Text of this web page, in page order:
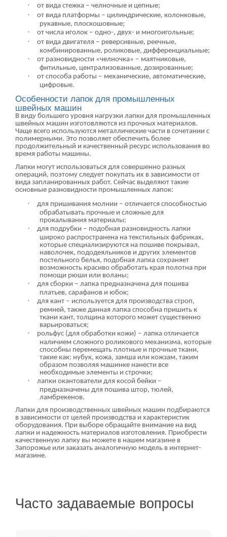
· от вида стежка ‒ челночные и цепные;
·
от вида платформы ‒ цилиндрические, колонковые,
рукавные, плоскошовные;
· от числа иголок ‒ одно-, двух- и многоигольные;
·
от вида двигателя ‒ реверсивные, реечные,
комбинированные, роликовые, дифференциальные;
·
от разновидности «челночка» ‒ маятниковые,
фитильные, централизованные, дозированные;
·
от способа работы ‒ механические, автоматические,
цифровые.
Особенности лапок для промышленных
швейных машин
В виду большего уровня нагрузки лапки для промышленных
швейных машин изготовляются из прочных материалов.
Чаще всего используются металлические части в сочетании с
полимерными. Это позволяет обеспечить более
продолжительный и качественный ресурс использования во
время работы машины.
Лапки могут использоваться для совершенно разных
операций, поэтому следует покупать их в зависимости от
вида запланированных работ. Сейчас выделяют такие
основные разновидности промышленных лапок:
·
для пришивания молнии ‒ отличается способностью
обрабатывать прочные и сложные для
прокалывания материалы;
·
для подрубки ‒ подобная разновидность лапки
широко распространена на текстильных фабриках,
которые специализируются на пошиве покрывал,
наволочек, пододеяльников и других элементов
постельного белья, подобная лапка сохраняет
возможность красиво обработать края полотна при
помощи рюши или воланы;
·
для сборки ‒ лапка предназначена для пошива
платьев, сарафанов и юбок;
·
для кант ‒ используется для производства строп,
ремней, также данная лапка способна пришить к
ткани кант, толщина которого может существенно
варьироваться;
·
рольфус (для обработки кожи) ‒ лапка отличается
наличием сложного роликового механизма, которые
способны перемещать плотные и прочные ткани,
такие как: нубук, кожа, замша или кожзам, таким
образом позволяя машинке нанести все
необходимые элементы и строчки;
·
лапки окантователи для косой бейки ‒
предназначены для пошива штор, тюлей,
ламбрекенов.
Лапки для производственных швейных машин подбираются
в зависимости от целей производства и характеристик
оборудования. При выборе обращайте внимание на вид
лапки и надежность материалов изготовления. Приобрести
качественную лапку вы можете в нашем магазине в
Запорожье или заказать аналогичную модель в интернет-
магазине.
Часто задаваемые вопросы